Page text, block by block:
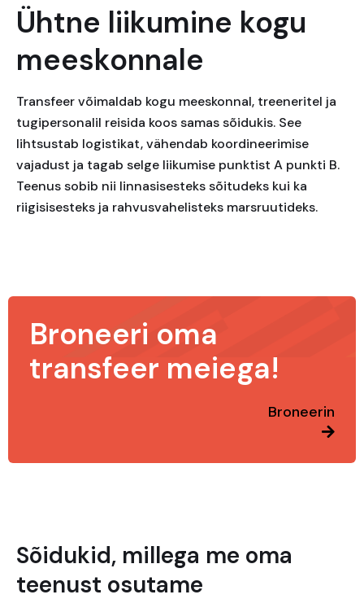
Ühtne liikumine kogu
meeskonnale
Transfeer võimaldab kogu meeskonnal, treeneritel ja
tugipersonalil reisida koos samas sõidukis. See
lihtsustab logistikat, vähendab koordineerimise
vajadust ja tagab selge liikumise punktist A punkti B.
Teenus sobib nii linnasisesteks sõitudeks kui ka
riigisisesteks ja rahvusvahelisteks marsruutideks.
Broneeri oma
transfeer meiega!
Broneerin
Sõidukid, millega me oma
teenust osutame